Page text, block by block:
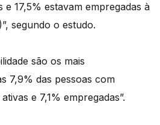
e 17,5% estavam empregadas à
segundo o estudo.
são os mais
7,9% das pessoas com
e 7,1% empregadas”.